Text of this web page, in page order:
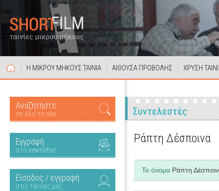
Η ΜΙΚΡΟΥ ΜΗΚΟΥΣ ΤΑΙΝΙΑ ΑΙΘΟΥΣΑ ΠΡΟΒΟΛΗΣ ΧΡΥΣΗ
Αναζητήστε
σε όλο το site
Εγγραφή
στο newsletter
Είσοδος / εγγραφή
στις ταινίες μας
Συντελεστές
Ράπτη Δέσποινα
Το όνομα Ράπτη